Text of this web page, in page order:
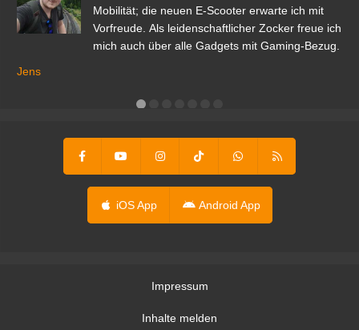
Mobilität; die neuen E-Scooter erwarte ich mit
Vorfreude. Als leidenschaftlicher Zocker freue ich
mich auch über alle Gadgets mit Gaming-Bezug.
Jens
iOS App Android App
Impressum
Inhalte melden